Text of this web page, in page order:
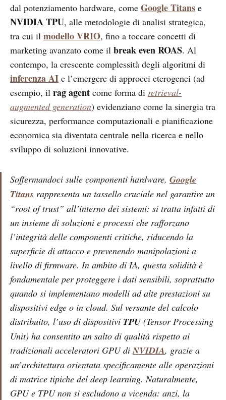
dal potenziamento hardware, come Google Titans e
NVIDIA TPU, alle metodologie di analisi strategica,
tra cui il modello VRIO, fino a toccare concetti di
marketing avanzato come il break even ROAS. Al
contempo, la crescente complessità degli algoritmi di
inferenza AI e l’emergere di approcci eterogenei (ad
esempio, il rag agent come forma di retrieval-
augmented generation) evidenziano come la sinergia tra
sicurezza, performance computazionali e pianificazione
economica sia diventata centrale nella ricerca e nello
sviluppo di soluzioni innovative.
Soffermandoci sulle componenti hardware, Google
Titans rappresenta un tassello cruciale nel garantire un
“root of trust” all’interno dei sistemi: si tratta infatti di
un insieme di soluzioni e processi che rafforzano
l’integrità delle componenti critiche, riducendo la
superficie di attacco e prevenendo manipolazioni a
livello di firmware. In ambito di IA, questa solidità è
fondamentale per proteggere i dati sensibili, soprattutto
quando si implementano modelli ad alte prestazioni su
dispositivi edge o in cloud. Sul versante del calcolo
distribuito, l’uso di dispositivi TPU(Tensor Processing
Unit) ha consentito un salto di qualità rispetto ai
tradizionali acceleratori GPU di NVIDIA, grazie a
un’architettura orientata specificamente alle operazioni
di matrice tipiche del deep learning. Naturalmente,
GPU e TPU non si escludono a vicenda: anzi, la